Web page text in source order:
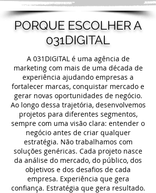
PORQUE ESCOLHER A
031DIGITAL
A 031DIGITAL é uma agência de
marketing com mais de uma década de
experiência ajudando empresas a
fortalecer marcas, conquistar mercado e
gerar novas oportunidades de negócio.
Ao longo dessa trajetória, desenvolvemos
projetos para diferentes segmentos,
sempre com uma visão clara: entender o
negócio antes de criar qualquer
estratégia. Não trabalhamos com
soluções genéricas. Cada projeto nasce
da análise do mercado, do público, dos
objetivos e dos desafios de cada
empresa. Experiência que gera
confiança. Estratégia que gera resultado.